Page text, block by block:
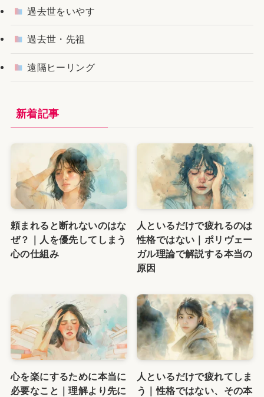
過去世をいやす
過去世・先祖
遠隔ヒーリング
新着記事
頼まれると断れないのはな
ぜ？｜人を優先してしまう
心の仕組み
人といるだけで疲れるのは
性格ではない｜ポリヴェー
ガル理論で解説する本当の
原因
心を楽にするために本当に
必要なこと｜理解より先に
人といるだけで疲れてしま
う｜性格ではない、その本